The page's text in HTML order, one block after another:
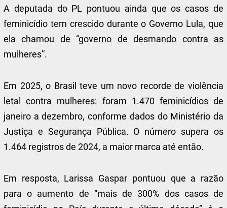
A deputada do PL pontuou ainda que os casos de
feminicídio tem crescido durante o Governo Lula, que
ela chamou de “governo de desmando contra as
mulheres”.
Em 2025, o Brasil teve um novo recorde de violência
letal contra mulheres: foram 1.470 feminicídios de
janeiro a dezembro, conforme dados do Ministério da
Justiça e Segurança Pública. O número supera os
1.464 registros de 2024, a maior marca até então.
Em resposta, Larissa Gaspar pontuou que a razão
para o aumento de “mais de 300% dos casos de